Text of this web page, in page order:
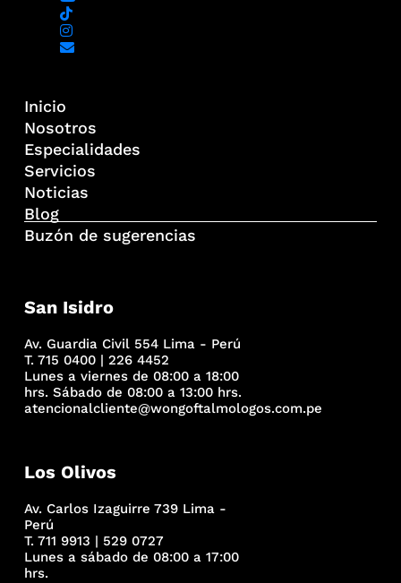
Inicio
Nosotros
Especialidades
Servicios
Noticias
Blog
Buzón de sugerencias
San Isidro
Av. Guardia Civil 554 Lima - Perú
T. 715 0400 | 226 4452
Lunes a viernes de 08:00 a 18:00
hrs. Sábado de 08:00 a 13:00 hrs.
atencionalcliente@wongoftalmologos.com.pe
Los Olivos
Av. Carlos Izaguirre 739 Lima -
Perú
T. 711 9913 | 529 0727
Lunes a sábado de 08:00 a 17:00
hrs.